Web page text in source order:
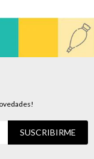
SUSCRIBIRME